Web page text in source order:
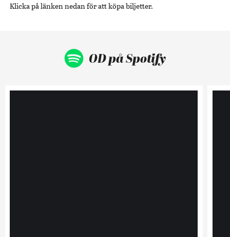
Klicka på länken nedan för att köpa biljetter.
OD på Spotify